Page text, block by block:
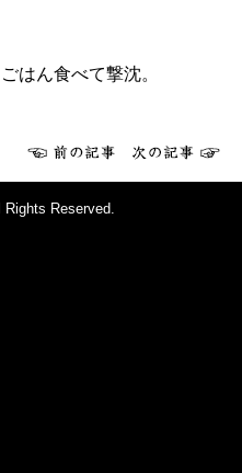
はん食べて撃沈。
Reserved.